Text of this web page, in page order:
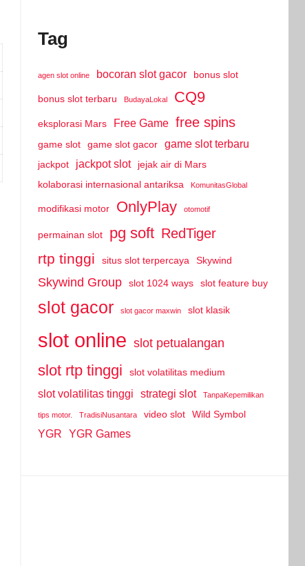
Tag
agen slot online bocoran slot gacor bonus slot
bonus slot terbaru BudayaLokal CQ9
eksplorasi Mars Free Game free spins
game slot game slot gacor game slot terbaru
jackpot jackpot slot
jejak air di Mars
kolaborasi internasional antariksa
KomunitasGlobal
modifikasi motor OnlyPlay otomotif
permainan slot pg soft RedTiger
rtp tinggi situs slot terpercaya Skywind
Skywind Group slot 1024 ways slot feature buy
slot gacor slot gacor maxwin slot klasik
slot online slot petualangan
slot rtp tinggi slot volatilitas medium
slot volatilitas tinggi strategi slot TanpaKepemilikan
tips motor. TradisiNusantara video slot Wild Symbol
YGR YGR Games